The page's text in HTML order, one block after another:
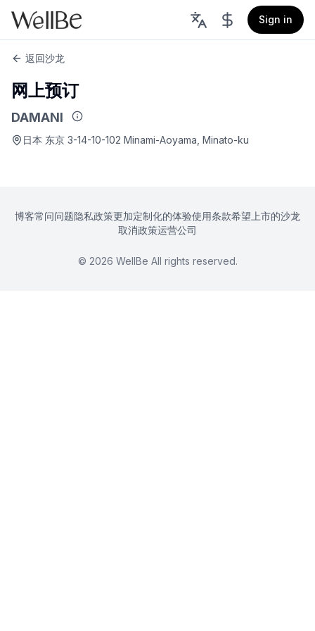
Sign in
返回沙龙
网上预订
DAMANI
日本 东京 3-14-10-102 Minami-Aoyama, Minato-ku
博客常问问题隐私政策更加定制化的体验使用条款希望上市的沙龙
取消政策运营公司
© 2026 WellBe All rights reserved.